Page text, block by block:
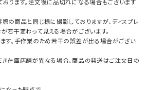
ります。注文後に品切れになる場合もございます
の商品と同じ様に撮影しておりますが、ディスプレ
若干変わって見える場合がございます。
す。手作業のため若干の誤差が出る場合がござい
在庫店舗が異なる場合、商品の発送はご注文日の